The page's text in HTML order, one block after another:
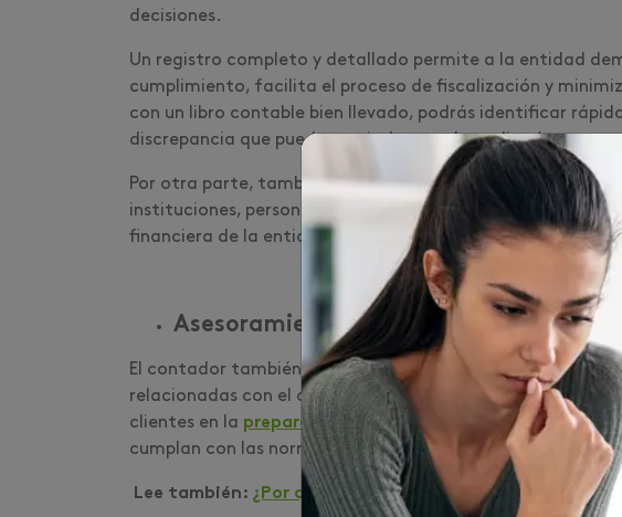
decisiones.
Un registro completo y detallado permite a la entidad
cumplimiento, facilita el proceso de fiscalización y
con un libro contable bien llevado, podrás identificar
discrepancia que pueda surgir durante la auditoría.
Por otra parte, también te encargarás de elaborar
instituciones, personas físicas o empresas, que ofrezcan
financiera de la entidad.
Asesoramiento en impuestos
El contador también funge como asesor financiero,
relacionadas con el cumplimiento de las obligaciones
clientes en la preparación y presentación de impuestos
cumplan con las normativas del país y eviten severas
Lee también: ¿Por qué convertirte en contador público?